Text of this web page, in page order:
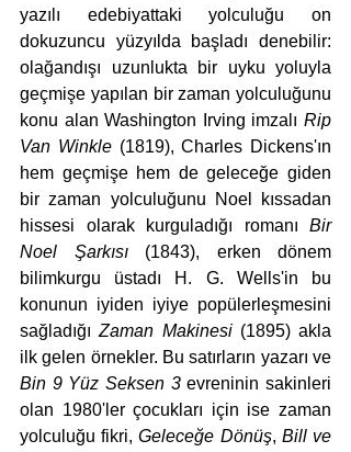
yazılı edebiyattaki yolculuğu on
dokuzuncu yüzyılda başladı denebilir:
olağandışı uzunlukta bir uyku yoluyla
geçmişe yapılan bir zaman yolculuğunu
konu alan Washington Irving imzalı Rip
Van Winkle (1819), Charles Dickens'ın
hem geçmişe hem de geleceğe giden
bir zaman yolculuğunu Noel kıssadan
hissesi olarak kurguladığı romanı Bir
Noel Şarkısı (1843), erken dönem
bilimkurgu üstadı H. G. Wells'in bu
konunun iyiden iyiye popülerleşmesini
sağladığı Zaman Makinesi (1895) akla
Bin 9 Yüz Seksen 3 evreninin sakinleri
olan 1980'ler çocukları için ise zaman
yolculuğu fikri, Geleceğe Dönüş, Bill ve